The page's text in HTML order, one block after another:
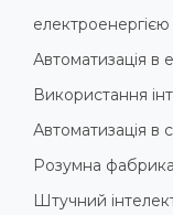
електроенергією
Автоматизація в
Використання
Автоматизація в
Розумна фабрика
Штучний